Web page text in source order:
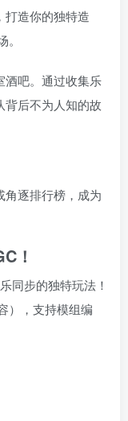
打造你的独特造
酒吧。通过收集乐
背后不为人知的故
角逐排行榜，成为
！
同步的独特玩法！
），支持模组编